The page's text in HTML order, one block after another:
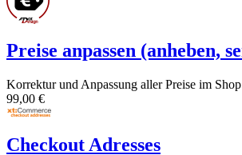
Preise anpassen (anheben,
Korrektur und Anpassung aller Preise im
99,00 €
Checkout Adresses